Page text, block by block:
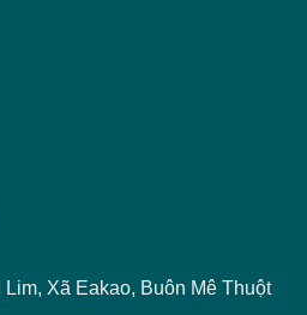
Lim, Xã Eakao, Buôn Mê Thuột